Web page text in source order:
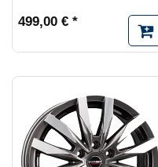
499,00 € *